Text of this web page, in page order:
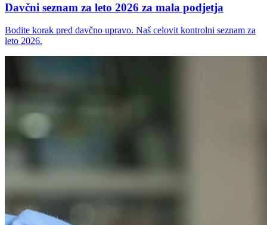
Davčni seznam za leto 2026 za mala podjetja
Bodite korak pred davčno upravo. Naš celovit kontrolni seznam za
leto 2026.